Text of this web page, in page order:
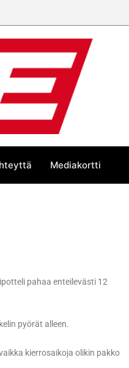
Mediakortti
pahaa enteilevästi 12
pyörät alleen.
kierrosaikoja olikin pakko